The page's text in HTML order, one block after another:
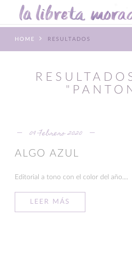
HOME RESULTADOS
09 Febrero 2020
ALGO AZUL
Editorial a tono con el color del año....
LEER MÁS